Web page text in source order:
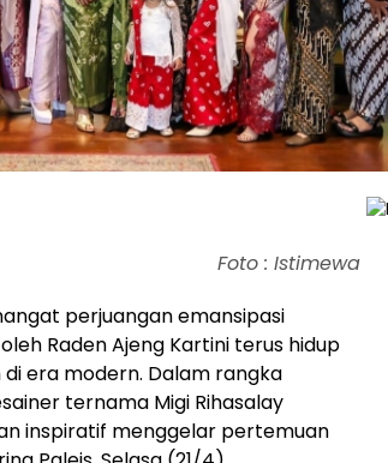
Foto : Istimewa
perjuangan emansipasi
Raden Ajeng Kartini terus hidup
era modern. Dalam rangka
ternama Migi Rihasalay
inspiratif menggelar pertemuan